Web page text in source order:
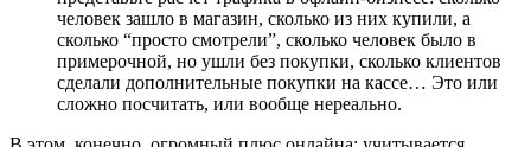
человек зашло в магазин, сколько из них купили, а
сколько “просто смотрели”, сколько человек было в
примерочной, но ушли без покупки, сколько клиентов
сделали дополнительные покупки на кассе… Это или
сложно посчитать, или вообще нереально.